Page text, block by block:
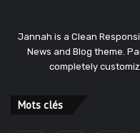
Jannah is a Clean
News and Blog theme.
completely
Mots clés